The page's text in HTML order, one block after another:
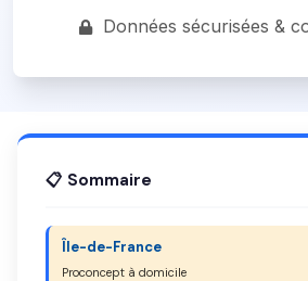
Données sécurisées &
📋 Sommaire
Île-de-France
Proconcept à domicile